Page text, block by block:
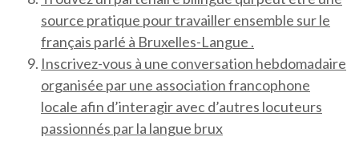
source pratique pour travailler ensemble sur le
français parlé à Bruxelles-Langue .
Inscrivez-vous à une conversation hebdomadaire
organisée par une association francophone
locale afin d’interagir avec d’autres locuteurs
passionnés par la langue brux